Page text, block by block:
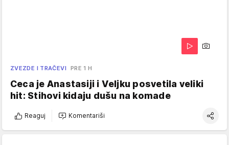
ZVEZDE I TRAČEVI PRE 1 H
Ceca je Anastasiji i Veljku posvetila veliki
hit: Stihovi kidaju dušu na komade
Reaguj Komentariši